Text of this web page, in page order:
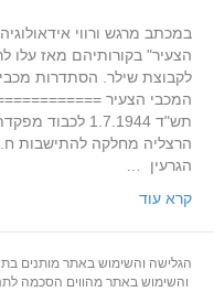
במכתב מרגש ורווי
הצעיר" בקורותיהם מאז עלו
לקבוצת שילר. הסתדרות
המכבי הצעיר
תש"ד 1.7.1944
הרצליה מחלקה להתישבות
הגרעין …
קרא עוד
הגלישה והשימוש באתר מותנים
והשימוש באתר מהווים הסכמה